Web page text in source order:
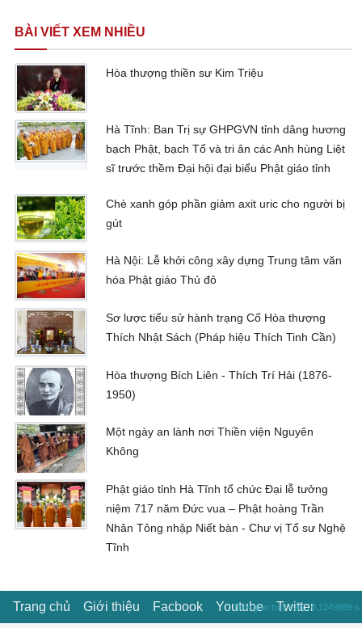
BÀI VIẾT XEM NHIỀU
Hòa thượng thiền sư Kim Triệu
Hà Tĩnh: Ban Trị sự GHPGVN tỉnh dâng hương
bạch Phật, bạch Tổ và tri ân các Anh hùng Liệt
sĩ trước thềm Đại hội đại biểu Phật giáo tỉnh
Chè xanh góp phần giảm axit uric cho người bị
gút
Hà Nội: Lễ khởi công xây dựng Trung tâm văn
hóa Phật giáo Thủ đô
Sơ lược tiểu sử hành trạng Cố Hòa thượng
Thích Nhật Sách (Pháp hiệu Thích Tinh Cần)
Hòa thượng Bích Liên - Thích Trí Hải (1876-
1950)
Một ngày an lành nơi Thiền viện Nguyên
Không
Phật giáo tỉnh Hà Tĩnh tổ chức Đại lễ tưởng
niệm 717 năm Đức vua – Phật hoàng Trần
Nhân Tông nhập Niết bàn - Chư vị Tổ sư Nghệ
Tĩnh
Trang chủ Giới thiệu Facbook Youtube Twitter
Thời gian truy vấn : 0.1249989 s